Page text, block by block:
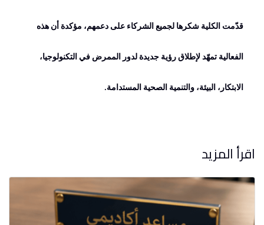
قدّمت الكلية شكرها لجميع الشركاء على دعمهم، مؤكدة أن هذه
الفعالية تمهّد لإطلاق رؤية جديدة لدور الممرض في التكنولوجيا،
الابتكار، البيئة، والتنمية الصحية المستدامة.
اقرأ المزيد